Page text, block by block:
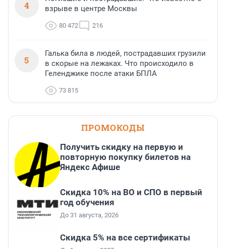
4
взрыве в центре Москвы
80 472 216
5
Галька била в людей, пострадавших грузили
в скорые на лежаках. Что происходило в
Геленджике после атаки БПЛА
73 815
ПРОМОКОДЫ
Получить скидку на первую и
повторную покупку билетов на
Яндекс Афише
Скидка 10% на ВО и СПО в первый
год обучения
До 31 августа, 2026
Скидка 5% на все сертификаты